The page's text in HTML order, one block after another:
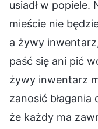
usiadł w popiele.
mieście nie
a żywy
paść się ani pić
żywy inwentarz
zanosić błagania
że każdy ma